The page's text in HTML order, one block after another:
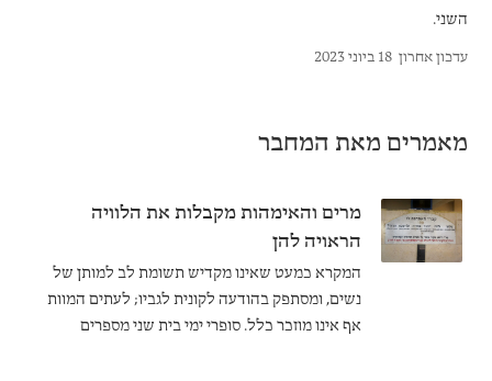
השני.
עדכון אחרון 18 ביוני 2023
מאמרים מאת המחבר
מרים והאימהות מקבלות את הלוויה
הראויה להן
המקרא כמעט שאינו מקדיש תשומת לב למותן של
נשים, ומסתפק בהודעה לקונית לגביו; לעתים המוות
אף אינו מוזכר כלל. סופרי ימי בית שני מספרים